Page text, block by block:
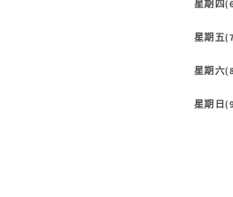
星期四
星期五
星期六
星期日